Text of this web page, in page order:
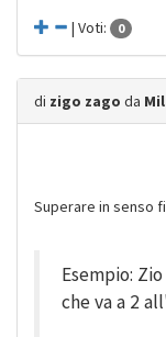
| Voti: 0
di zigo zago da
Superare in senso
Esempio:
che va a 2